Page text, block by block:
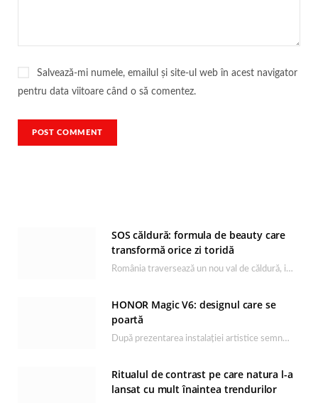
Salvează-mi numele, emailul și site-ul web în acest navigator
pentru data viitoare când o să comentez.
SOS căldură: formula de beauty care
transformă orice zi toridă
România traversează un nou val de căldură, iar rutina de îngrijire capătă un rol esențial…
HONOR Magic V6: designul care se
poartă
După prezentarea instalației artistice semnată de Catrinel Săbăciag în cadrul evenimentului de lansare HONOR Magic…
Ritualul de contrast pe care natura l-a
lansat cu mult înaintea trendurilor